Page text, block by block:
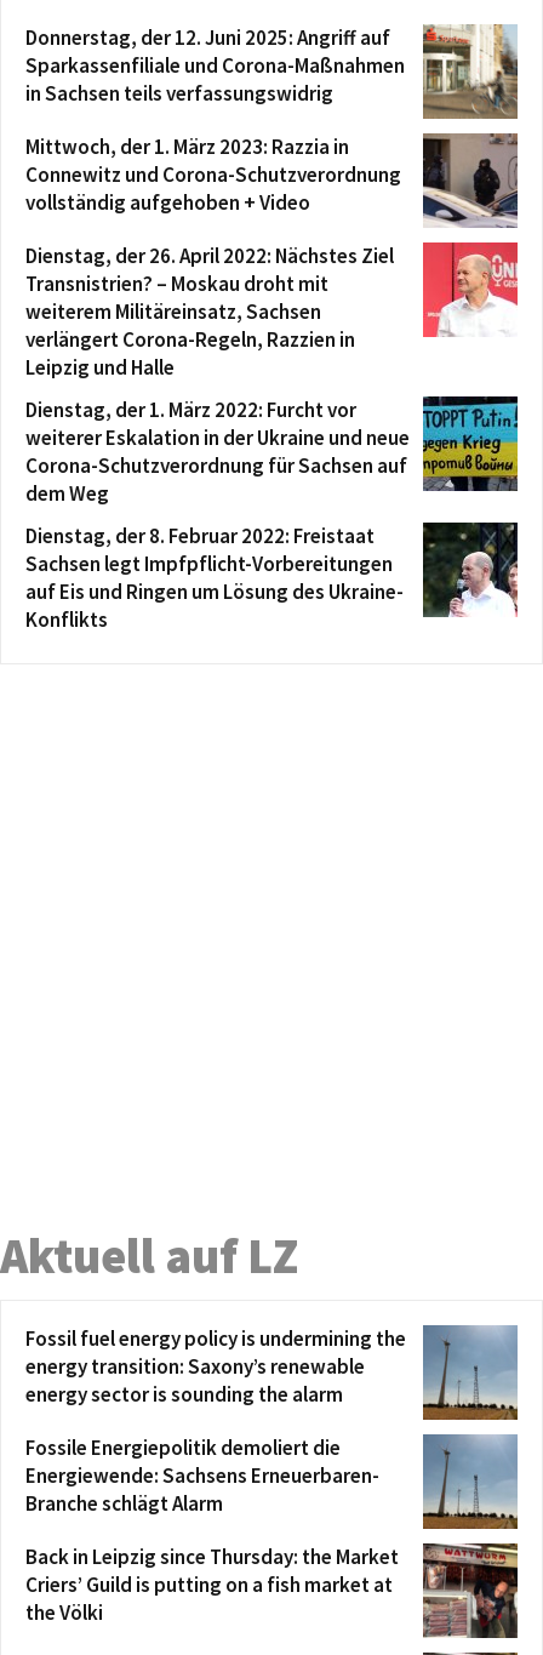
Donnerstag, der 12. Juni 2025: Angriff auf
Sparkassenfiliale und Corona-Maßnahmen
in Sachsen teils verfassungswidrig
Mittwoch, der 1. März 2023: Razzia in
Connewitz und Corona-Schutzverordnung
vollständig aufgehoben + Video
Dienstag, der 26. April 2022: Nächstes Ziel
Transnistrien? – Moskau droht mit
weiterem Militäreinsatz, Sachsen
verlängert Corona-Regeln, Razzien in
Leipzig und Halle
Dienstag, der 1. März 2022: Furcht vor
weiterer Eskalation in der Ukraine und neue
Corona-Schutzverordnung für Sachsen auf
dem Weg
Dienstag, der 8. Februar 2022: Freistaat
Sachsen legt Impfpflicht-Vorbereitungen
auf Eis und Ringen um Lösung des Ukraine-
Konflikts
Aktuell auf LZ
Fossil fuel energy policy is undermining the
energy transition: Saxony’s renewable
energy sector is sounding the alarm
Fossile Energiepolitik demoliert die
Energiewende: Sachsens Erneuerbaren-
Branche schlägt Alarm
Back in Leipzig since Thursday: the Market
Criers’ Guild is putting on a fish market at
the Völki